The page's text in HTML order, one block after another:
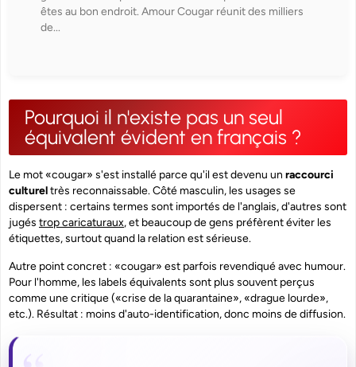
êtes au bon endroit. Amour Cougar réunit des milliers
de...
Pourquoi il n'existe pas un seul
équivalent évident en français ?
Le mot «cougar» s'est installé parce qu'il est devenu un raccourci
cultureltrès reconnaissable. Côté masculin, les usages se
dispersent : certains termes sont importés de l'anglais, d'autres sont
jugés trop caricaturaux, et beaucoup de gens préfèrent éviter les
étiquettes, surtout quand la relation est sérieuse.
Autre point concret : «cougar» est parfois revendiqué avec humour.
Pour l'homme, les labels équivalents sont plus souvent perçus
comme une critique («crise de la quarantaine», «drague lourde»,
etc.). Résultat : moins d'auto-identification, donc moins de diffusion.